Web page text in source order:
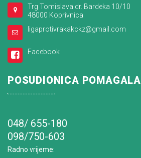
Trg Tomislava dr. Bardeka 10/10
48000 Koprivnica
ligaprotivrakakckz@gmail.com
Facebook
POSUDIONICA POMAGALA
048/ 655-180
098/750-603
Radno vrijeme: